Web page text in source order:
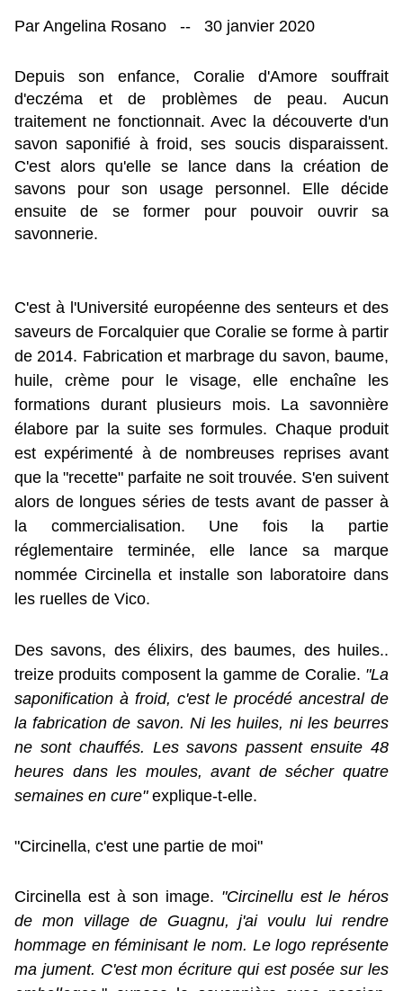
Par Angelina Rosano -- 30 janvier 2020
Depuis son enfance, Coralie d'Amore souffrait
d'eczéma et de problèmes de peau. Aucun
traitement ne fonctionnait. Avec la découverte d'un
savon saponifié à froid, ses soucis disparaissent.
C'est alors qu'elle se lance dans la création de
savons pour son usage personnel. Elle décide
ensuite de se former pour pouvoir ouvrir sa
savonnerie.
C'est à l'Université européenne des senteurs et des
saveurs de Forcalquier que Coralie se forme à partir
de 2014. Fabrication et marbrage du savon, baume,
huile, crème pour le visage, elle enchaîne les
formations durant plusieurs mois. La savonnière
élabore par la suite ses formules. Chaque produit
est expérimenté à de nombreuses reprises avant
que la "recette" parfaite ne soit trouvée. S'en suivent
alors de longues séries de tests avant de passer à
la commercialisation. Une fois la partie
réglementaire terminée, elle lance sa marque
nommée Circinella et installe son laboratoire dans
les ruelles de Vico.
Des savons, des élixirs, des baumes, des huiles..
treize produits composent la gamme de Coralie. "La
saponification à froid, c'est le procédé ancestral de
la fabrication de savon. Ni les huiles, ni les beurres
ne sont chauffés. Les savons passent ensuite 48
heures dans les moules, avant de sécher quatre
semaines en cure"explique-t-elle.
"Circinella, c'est une partie de moi"
Circinella est à son image. "Circinellu est le héros
de mon village de Guagnu, j'ai voulu lui rendre
hommage en féminisant le nom. Le logo représente
ma jument. C'est mon écriture qui est posée sur les